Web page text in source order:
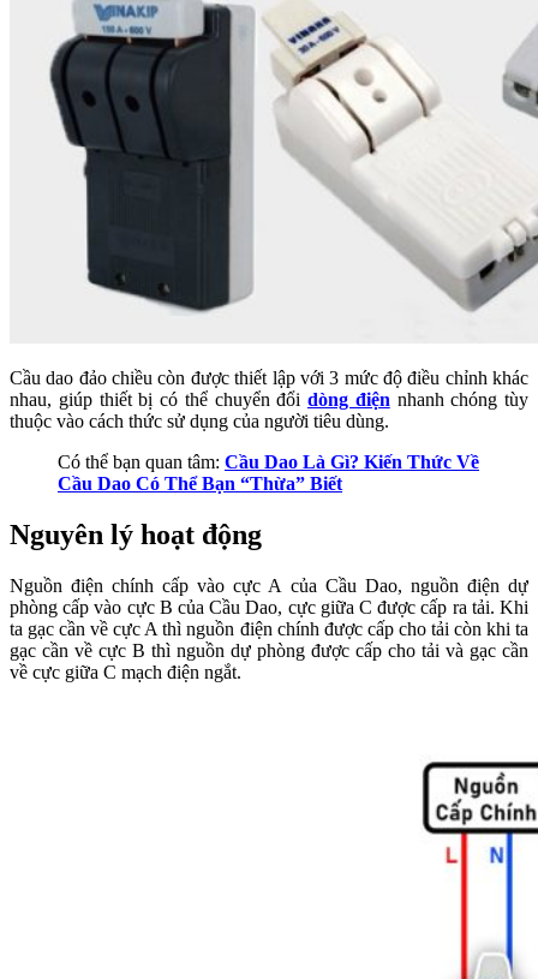
Cầu dao đảo chiều còn được thiết lập với 3 mức độ điều chỉnh khác
nhau, giúp thiết bị có thể chuyển đổi dòng điện nhanh chóng tùy
thuộc vào cách thức sử dụng của người tiêu dùng.
Có thể bạn quan tâm: Cầu Dao Là Gì? Kiến Thức Về
Cầu Dao Có Thể Bạn “Thừa” Biết
Nguyên lý hoạt động
Nguồn điện chính cấp vào cực A của Cầu Dao, nguồn điện dự
phòng cấp vào cực B của Cầu Dao, cực giữa C được cấp ra tải. Khi
ta gạc cần về cực A thì nguồn điện chính được cấp cho tải còn khi ta
gạc cần về cực B thì nguồn dự phòng được cấp cho tải và gạc cần
về cực giữa C mạch điện ngắt.